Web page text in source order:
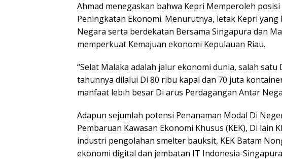
Ahmad menegaskan bahwa Kepri Memperoleh
Peningkatan Ekonomi. Menurutnya, letak Kepri
Negara serta berdekatan Bersama Singapura dan
memperkuat Kemajuan ekonomi Kepulauan Riau.
“Selat Malaka adalah jalur ekonomi dunia, salah satu
tahunnya dilalui Di 80 ribu kapal dan 70 juta
manfaat lebih besar Di arus Perdagangan Antar
Adapun sejumlah potensi Penanaman Modal Di
Pembaruan Kawasan Ekonomi Khusus (KEK), Di lain
industri pengolahan smelter bauksit, KEK Batam
ekonomi digital dan jembatan IT Indonesia-